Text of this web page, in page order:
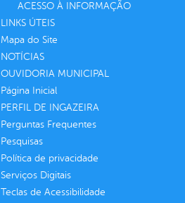
ACESSO À INFORMAÇÃO
LINKS ÚTEIS
Mapa do Site
NOTÍCIAS
OUVIDORIA MUNICIPAL
Página Inicial
PERFIL DE INGAZEIRA
Perguntas Frequentes
Pesquisas
Política de privacidade
Serviços Digitais
Teclas de Acessibilidade